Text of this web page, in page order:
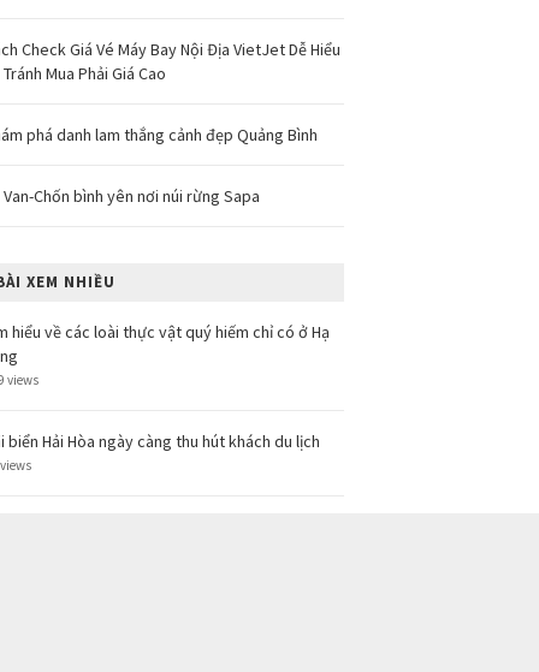
Check Giá Vé Máy Bay Nội Địa VietJet Dễ Hiểu
Tránh Mua Phải Giá Cao
phá danh lam thắng cảnh đẹp Quảng Bình
Van-Chốn bình yên nơi núi rừng Sapa
XEM NHIỀU
hiểu về các loài thực vật quý hiếm chỉ có ở Hạ
views
biển Hải Hòa ngày càng thu hút khách du lịch